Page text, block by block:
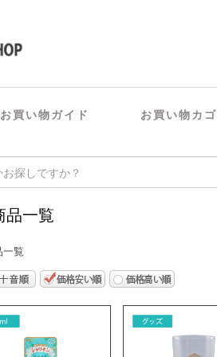
お買い物ガイド お買い物カゴ
品一覧
一覧